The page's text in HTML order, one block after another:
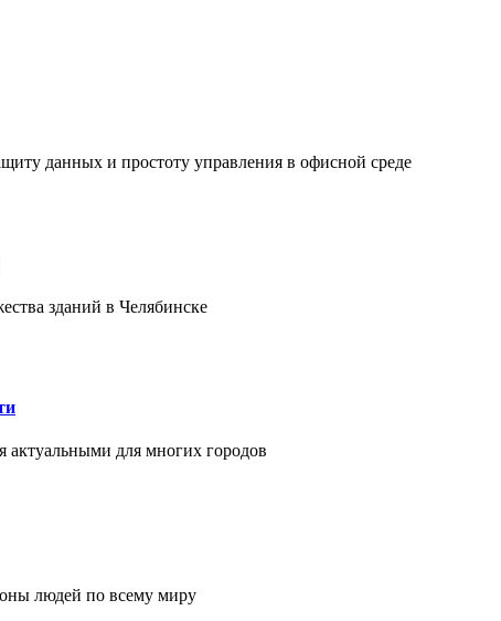
данных и простоту управления в офисной среде
зданий в Челябинске
актуальными для многих городов
людей по всему миру